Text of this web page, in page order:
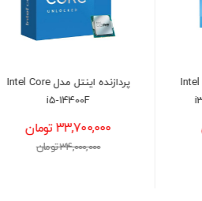
پردازنده اینتل مدل Intel Core
منبع تغذیه کامپیوتر
23,600,000 تومان